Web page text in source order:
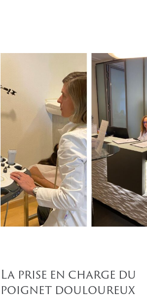
La prise en charge du
poignet douloureux